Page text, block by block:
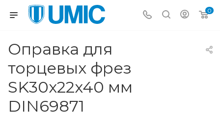
0
Оправка для
торцевых фрез
SK30x22x40 мм
DIN69871